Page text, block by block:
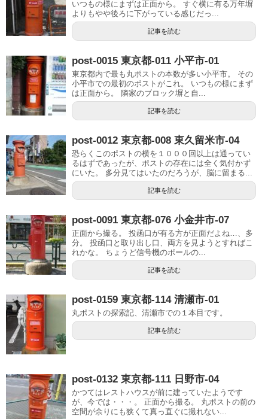
いつもの様にまずは正面から。 すぐ横に有る万年塀
よりもやや後ろに下がっている感じだっ...
記事を読む
post-0015 東京都-011 小平市-01
東京都内で最も丸ポストの本数が多い小平市。 その
小平市での最初のポストがこれ。 いつもの様にまず
は正面から。 隣家のブロック塀と自...
記事を読む
post-0012 東京都-008 東久留米市-04
恐らくこのポストの横を１０００回以上は通ってい
るはずであったが、ポストの存在には全く気付かず
にいた。 多分見てはいたのだろうが、脳に留まる...
記事を読む
post-0091 東京都-076 小金井市-07
正面から撮る。 投函口が有る方が正面だよね…、多
分。 投函口と取り出し口、両方を見ようとすればこ
れかな。 ちょうど信号機のポールの...
記事を読む
post-0159 東京都-114 清瀬市-01
丸ポストの探索記、清瀬市での１本目です。
記事を読む
post-0132 東京都-111 日野市-04
かつてはレストハウスが前に建っていたようです
が、今では・・・。 正面から撮る。 丸ポストの前の
空間が余りにも狭くて真っ直ぐに撮れない...